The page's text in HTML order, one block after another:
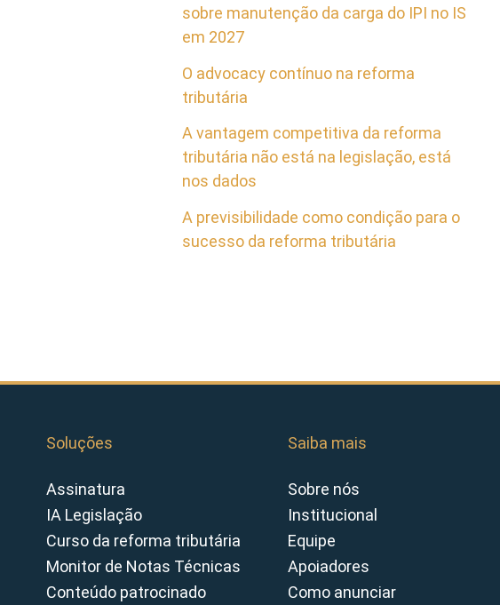
sobre manutenção da carga do IPI no IS
em 2027
O advocacy contínuo na reforma
tributária
A vantagem competitiva da reforma
tributária não está na legislação, está
nos dados
A previsibilidade como condição para o
sucesso da reforma tributária
Soluções
Assinatura
IA Legislação
Curso da reforma tributária
Monitor de Notas Técnicas
Conteúdo patrocinado
Saiba mais
Sobre nós
Institucional
Equipe
Apoiadores
Como anunciar